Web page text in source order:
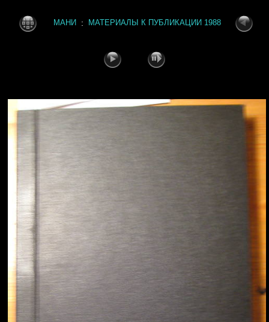
МАНИ : МАТЕРИАЛЫ К ПУБЛИКАЦИИ 1988